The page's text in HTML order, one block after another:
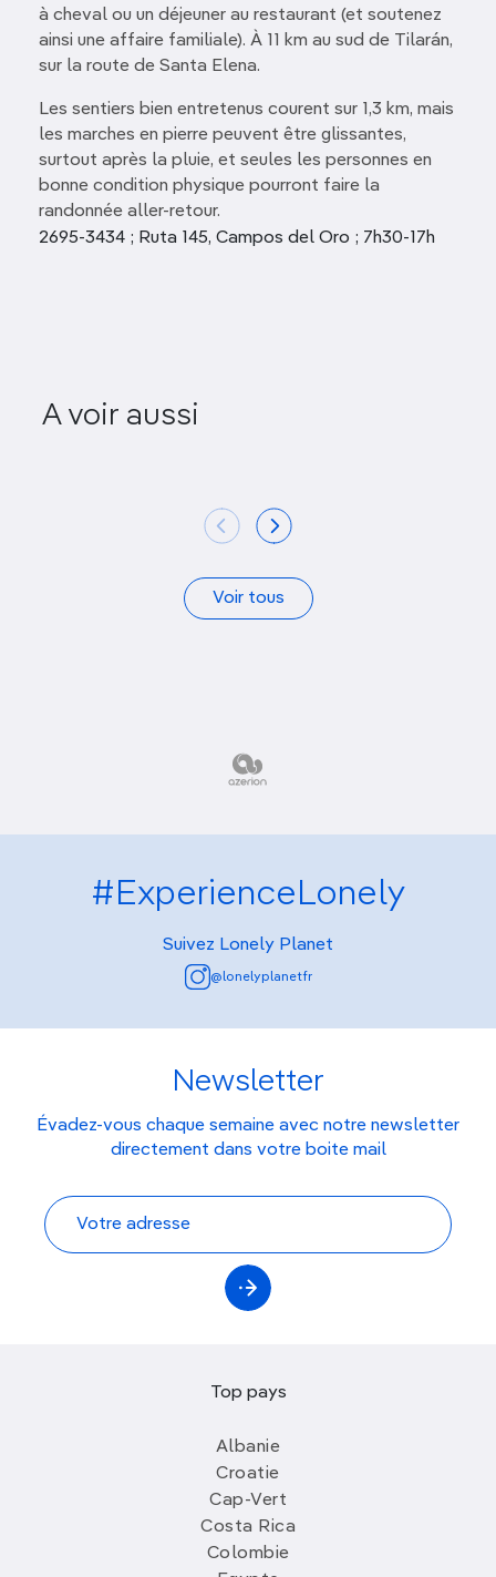
à cheval ou un déjeuner au restaurant (et soutenez
ainsi une affaire familiale). À 11 km au sud de Tilarán,
sur la route de Santa Elena.
Les sentiers bien entretenus courent sur 1,3 km, mais
les marches en pierre peuvent être glissantes,
surtout après la pluie, et seules les personnes en
bonne condition physique pourront faire la
randonnée aller-retour.
2695-3434 ; Ruta 145, Campos del Oro ; 7h30-17h
A voir aussi
Butterfly Conservatory
Voir tous
#ExperienceLonely
Suivez Lonely Planet
@lonelyplanetfr
Newsletter
Évadez-vous chaque semaine avec notre newsletter
directement dans votre boite mail
Top pays
Albanie
Croatie
Cap-Vert
Costa Rica
Colombie